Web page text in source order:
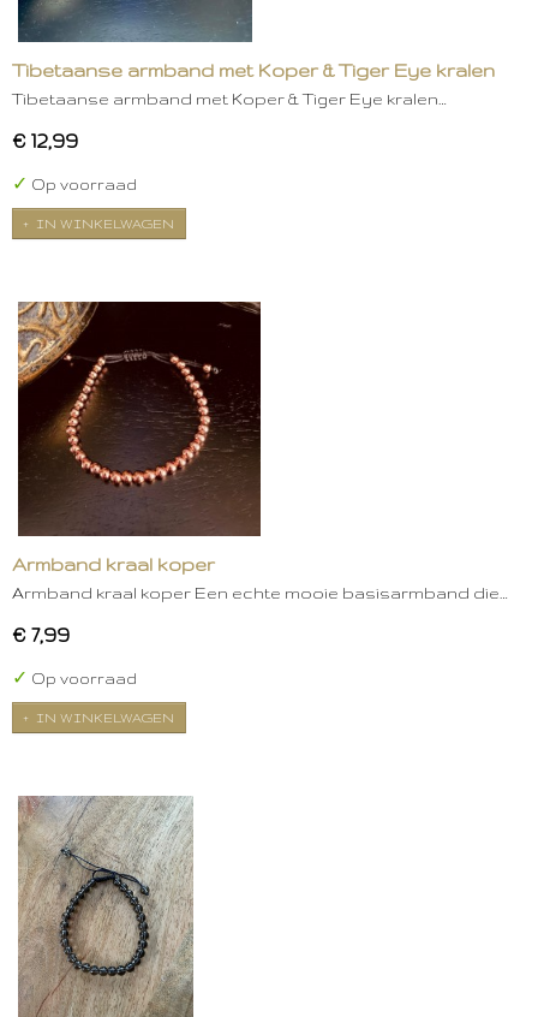
Tibetaanse armband met Koper & Tiger Eye kralen
Tibetaanse armband met Koper & Tiger Eye kralen…
€ 12,99
✓ Op voorraad
IN WINKELWAGEN
Armband kraal koper
Armband kraal koper Een echte mooie basisarmband die…
€ 7,99
✓ Op voorraad
IN WINKELWAGEN